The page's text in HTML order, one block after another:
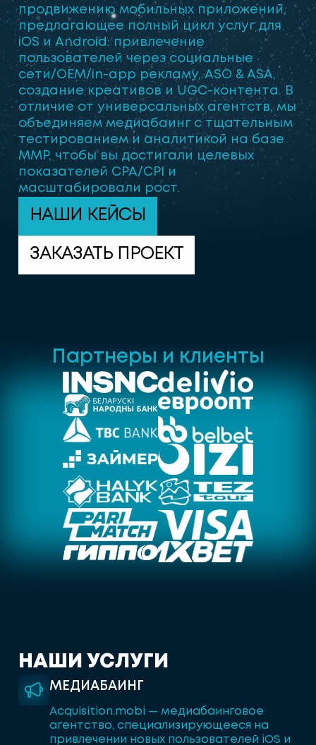
продвижению мобильных приложений,
предлагающее полный цикл услуг для
iOS и Android: привлечение
пользователей через социальные
сети/OEM/in-app рекламу, ASO & ASA,
создание креативов и UGC-контента. В
отличие от универсальных агентств, мы
объединяем медиабаинг с тщательным
тестированием и аналитикой на базе
MMP, чтобы вы достигали целевых
показателей CPA/CPI и
масштабировали рост.
НАШИ КЕЙСЫ
ЗАКАЗАТЬ ПРОЕКТ
Партнеры и клиенты
Н АШ И УСЛ У Г И
МЕДИАБАИНГ
Acquisition.mobi — медиабаинговое
агентство, специализирующееся на
привлечении новых пользователей iOS и